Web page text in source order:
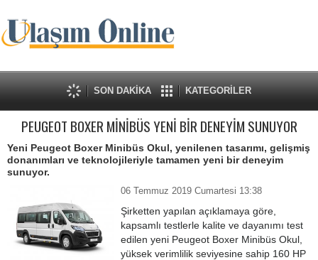
SON DAKİKA KATEGORİLER
PEUGEOT BOXER MİNİBÜS YENİ BİR DENEYİM SUNUYOR
Yeni Peugeot Boxer Minibüs Okul, yenilenen tasarımı, gelişmiş
donanımları ve teknolojileriyle tamamen yeni bir deneyim
sunuyor.
06 Temmuz 2019 Cumartesi 13:38
Şirketten yapılan açıklamaya göre,
kapsamlı testlerle kalite ve dayanımı test
edilen yeni Peugeot Boxer Minibüs Okul,
yüksek verimlilik seviyesine sahip 160 HP